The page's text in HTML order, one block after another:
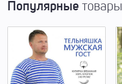
Популярные товары